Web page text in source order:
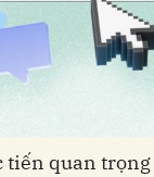
tiến quan